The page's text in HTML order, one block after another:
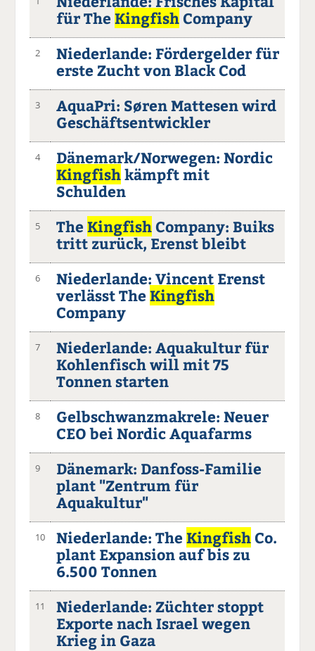
für TheKingfishCompany
2
Niederlande: Fördergelder für
erste Zucht von Black Cod
3
AquaPri: Søren Mattesen wird
Geschäftsentwickler
4
Dänemark/Norwegen: Nordic
Kingfishkämpft mit
Schulden
5 TheKingfishCompany: Buiks
tritt zurück, Erenst bleibt
6
Niederlande: Vincent Erenst
verlässt TheKingfish
Company
7
Niederlande: Aquakultur für
Kohlenfisch will mit 75
Tonnen starten
8
Gelbschwanzmakrele: Neuer
CEO bei Nordic Aquafarms
9
Dänemark: Danfoss-Familie
plant "Zentrum für
Aquakultur"
10 Niederlande: TheKingfishCo.
plant Expansion auf bis zu
6.500 Tonnen
11
Niederlande: Züchter stoppt
Exporte nach Israel wegen
Krieg in Gaza